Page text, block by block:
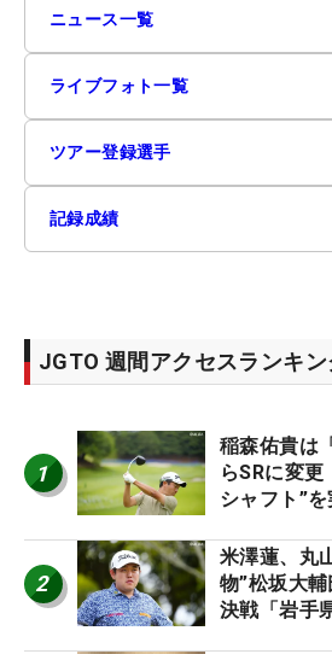
ニュース一覧
ライブフォト一覧
ツアー登録選手
記録成績
JGTO 週間アクセスランキン
1
稲森佑貴は
らSRに変
シャフト”
ーのヒトネ
2
米澤蓮、丸
物”松坂大
決戦「岩手